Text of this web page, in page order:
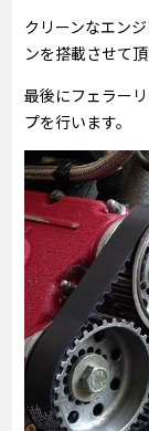
クリーンなエン
ンを搭載させて頂
最後にフェラー
プを行います。